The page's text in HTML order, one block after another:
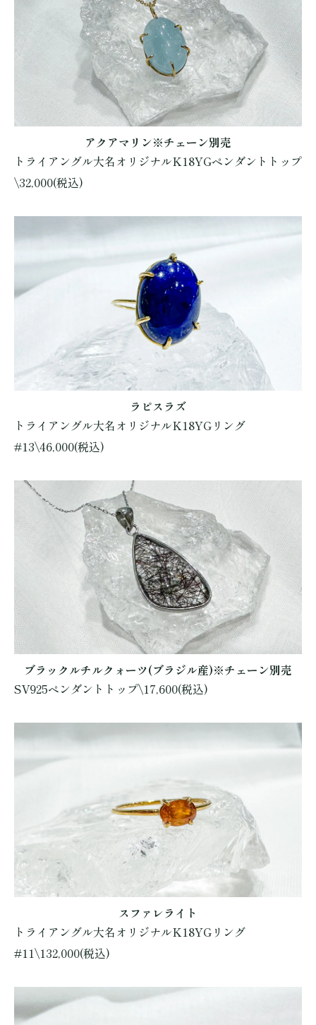
アクアマリン※チェーン別売
トライアングル大名オリジナルK18YGペンダントトップ
\32,000(税込)
ラピスラズ
トライアングル大名オリジナルK18YGリング
#13\46,000(税込)
ブラックルチルクォーツ(ブラジル産)※チェーン別売
SV925ペンダントトップ\17,600(税込)
スファレライト
トライアングル大名オリジナルK18YGリング
#11\132,000(税込)